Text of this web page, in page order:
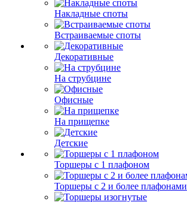
Накладные споты
Встраиваемые споты
Декоративные
На струбцине
Офисные
На прищепке
Детские
Торшеры с 1 плафоном
Торшеры с 2 и более плафонами